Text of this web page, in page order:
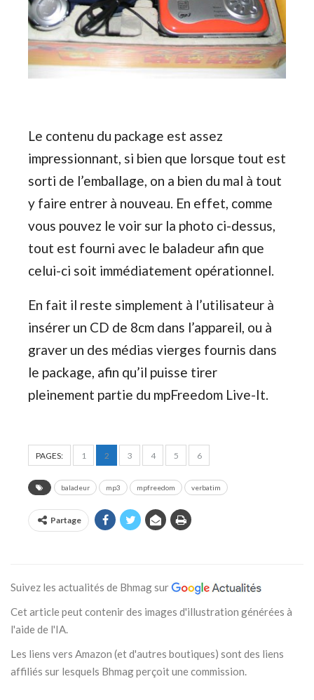
Le contenu du package est assez
impressionnant, si bien que lorsque tout est
sorti de l’emballage, on a bien du mal à tout
y faire entrer à nouveau. En effet, comme
vous pouvez le voir sur la photo ci-dessus,
tout est fourni avec le baladeur afin que
celui-ci soit immédiatement opérationnel.
En fait il reste simplement à l’utilisateur à
insérer un CD de 8cm dans l’appareil, ou à
graver un des médias vierges fournis dans
le package, afin qu’il puisse tirer
pleinement partie du mpFreedom Live-It.
PAGES: 1 2 3 4 5 6
baladeur mp3 mpfreedom verbatim
Partage
Suivez les actualités de Bhmag sur
Cet article peut contenir des images d'illustration générées à
l'aide de l'IA.
Les liens vers Amazon (et d'autres boutiques) sont des liens
affiliés sur lesquels Bhmag perçoit une commission.